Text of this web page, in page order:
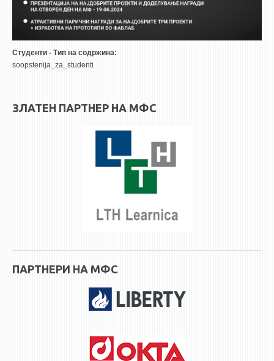
Студенти - Тип на содржина:
soopstenija_za_studenti
ЗЛАТЕН ПАРТНЕР НА МФС
ПАРТНЕРИ НА МФС